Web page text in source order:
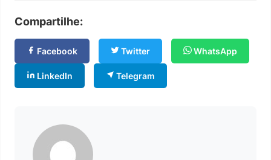
Compartilhe:
Facebook Twitter WhatsApp
LinkedIn Telegram